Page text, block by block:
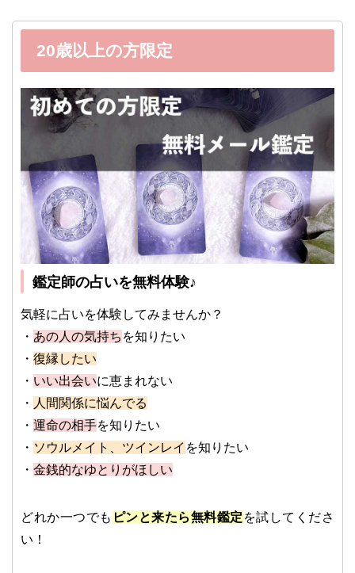
20歳以上の方限定
鑑定師の占いを無料体験♪
気軽に占いを体験してみませんか？
・ あの人の気持ち を知りたい
・ 復縁したい
・ いい出会いに恵まれない
・ 人間関係に悩んでる
・ 運命の相手を知りたい
・ ソウルメイト、ツインレイ を知りたい
・ 金銭的なゆとりがほしい
どれか一つでも ピンと来たら無料鑑定 を試してくださ
い！